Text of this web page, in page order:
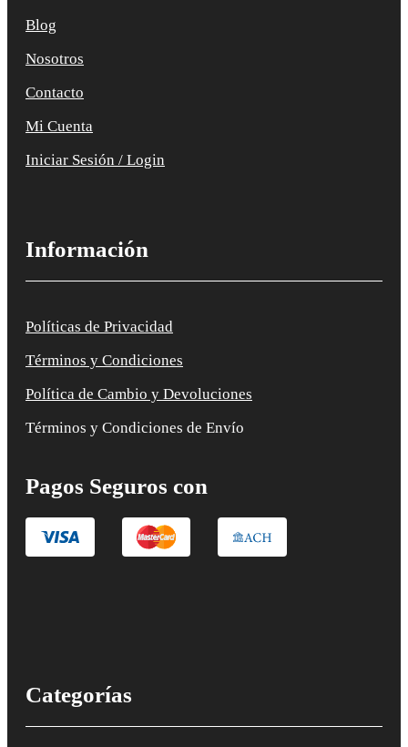
Blog
Nosotros
Contacto
Mi Cuenta
Iniciar Sesión / Login
Información
Políticas de Privacidad
Términos y Condiciones
Política de Cambio y Devoluciones
Términos y Condiciones de Envío
Pagos Seguros con
Categorías